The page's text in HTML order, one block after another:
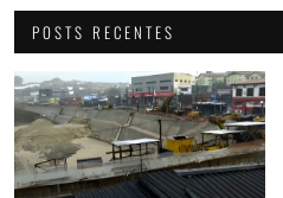
POSTS RECENTES